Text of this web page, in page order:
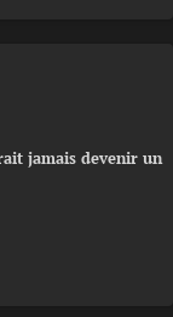
jamais devenir un